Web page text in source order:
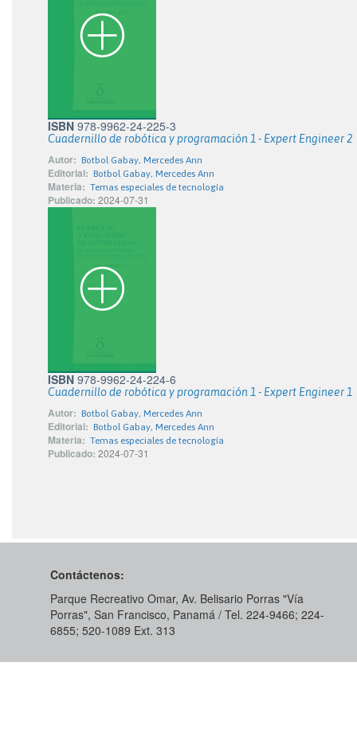
ISBN 978-9962-24-225-3
Cuadernillo de robótica y programación 1 - Expert Engineer 2
Autor: Botbol Gabay, Mercedes Ann
Editorial: Botbol Gabay, Mercedes Ann
Materia: Temas especiales de tecnología
Publicado: 2024-07-31
ISBN 978-9962-24-224-6
Cuadernillo de robótica y programación 1 - Expert Engineer 1
Autor: Botbol Gabay, Mercedes Ann
Editorial: Botbol Gabay, Mercedes Ann
Materia: Temas especiales de tecnología
Publicado: 2024-07-31
Contáctenos:
Parque Recreativo Omar, Av. Belisario Porras "Vía
Porras", San Francisco, Panamá / Tel. 224-9466; 224-
6855; 520-1089​ Ext. 313